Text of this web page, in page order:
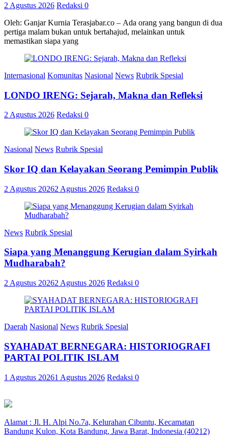
2 Agustus 2026 Redaksi 0
Oleh: Ganjar Kurnia Terasjabar.co – Ada orang yang bangun di dua
pertiga malam bukan untuk bertahajud, melainkan untuk
memastikan siapa yang
Internasional Komunitas Nasional News Rubrik Spesial
LONDO IRENG: Sejarah, Makna dan Refleksi
2 Agustus 2026 Redaksi 0
Nasional News Rubrik Spesial
Skor IQ dan Kelayakan Seorang Pemimpin Publik
2 Agustus 20262 Agustus 2026 Redaksi 0
News Rubrik Spesial
Siapa yang Menanggung Kerugian dalam Syirkah
Mudharabah?
2 Agustus 20262 Agustus 2026 Redaksi 0
Daerah Nasional News Rubrik Spesial
SYAHADAT BERNEGARA: HISTORIOGRAFI
PARTAI POLITIK ISLAM
1 Agustus 20261 Agustus 2026 Redaksi 0
Alamat : Jl. H. Alpi No.7a, Kelurahan Cibuntu, Kecamatan
Bandung Kulon, Kota Bandung, Jawa Barat, Indonesia (40212)